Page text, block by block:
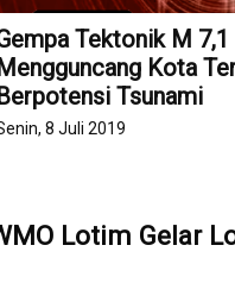
Tektonik M 7,1
Mengguncang Kota
Tsunami
8 Juli 2019
Lotim Gelar